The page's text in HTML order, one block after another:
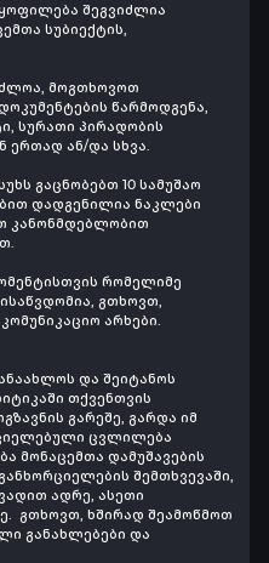
შეგვიძლია
სუბიექტის,
მოგთხოვოთ
წარმოდგენა,
სურათი პირადობის
ერთად ან/და სხვა.
გაცნობებთ 10 სამუშაო
დადგენილია ნაკლები
კანონმდებლობით
რომელიმე
გთხოვთ,
არხები.
და შეიტანოს
თქვენთვის
გარეშე, გარდა იმ
ცვლილება
მონაცემთა დამუშავების
შემთხვევაში,
ადრე, ასეთი
გთხოვთ, ხშირად შეამოწმოთ
განახლებები და